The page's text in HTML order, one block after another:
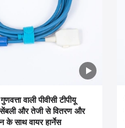
वाली पीवीसी टीपीयू
और तेजी से वितरण और
के साथ वायर हार्नेस